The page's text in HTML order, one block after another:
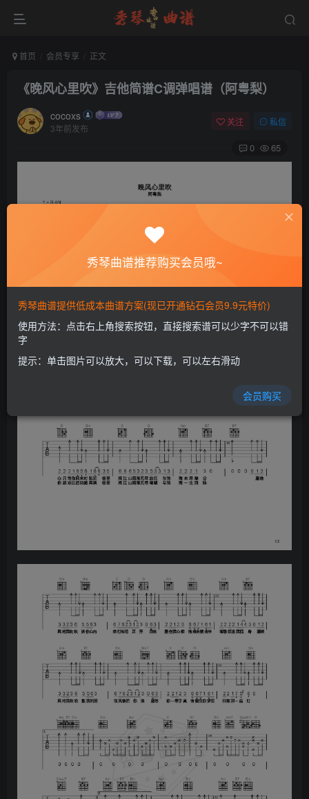
首页 会员专享 正文
《晚风心里吹》吉他简谱C调弹唱谱（阿粤梨）
cocoxs
3年前发布
关注 私信
0 65
秀琴曲谱推荐购买会员哦~
秀琴曲谱提供低成本曲谱方案(现已开通钻石会员9.9元特价)
使用方法：点击右上角搜索按钮，直接搜索谱可以少字不可以错
字
提示：单击图片可以放大，可以下载，可以左右滑动
会员购买